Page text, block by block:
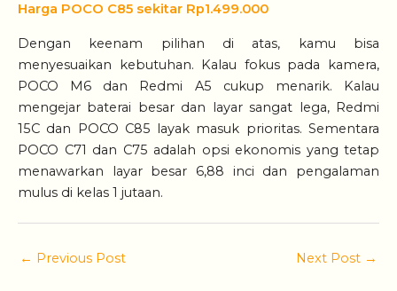
Harga POCO C85 sekitar Rp1.499.000
Dengan keenam pilihan di atas, kamu bisa
menyesuaikan kebutuhan. Kalau fokus pada kamera,
POCO M6 dan Redmi A5 cukup menarik. Kalau
mengejar baterai besar dan layar sangat lega, Redmi
15C dan POCO C85 layak masuk prioritas. Sementara
POCO C71 dan C75 adalah opsi ekonomis yang tetap
menawarkan layar besar 6,88 inci dan pengalaman
mulus di kelas 1 jutaan.
← Previous Post Next Post →